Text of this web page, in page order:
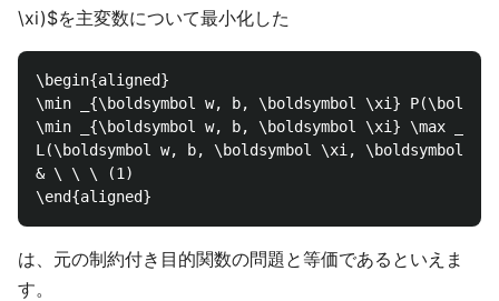
\xi)$を主変数について最小化した
\begin{aligned}
\min _{\boldsymbol w, b, \boldsymbol \xi}
\min _{\boldsymbol w, b, \boldsymbol \xi} \max
L(\boldsymbol w, b, \boldsymbol \xi, \boldsymbol
& \ \ \ (1)
は、元の制約付き目的関数の問題と等価であるといえま
す。